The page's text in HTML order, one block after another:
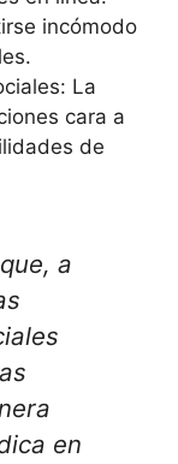
incómodo
La
cara a
de
a
en